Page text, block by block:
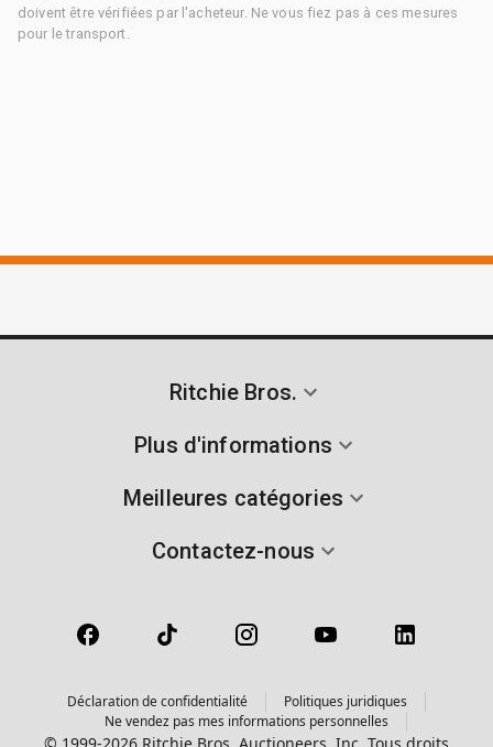
doivent être vérifiées par l'acheteur. Ne vous fiez pas à ces mesures
pour le transport.
Ritchie Bros.
Plus d'informations
Meilleures catégories
Contactez-nous
Déclaration de confidentialité
Politiques juridiques
Ne vendez pas mes informations personnelles